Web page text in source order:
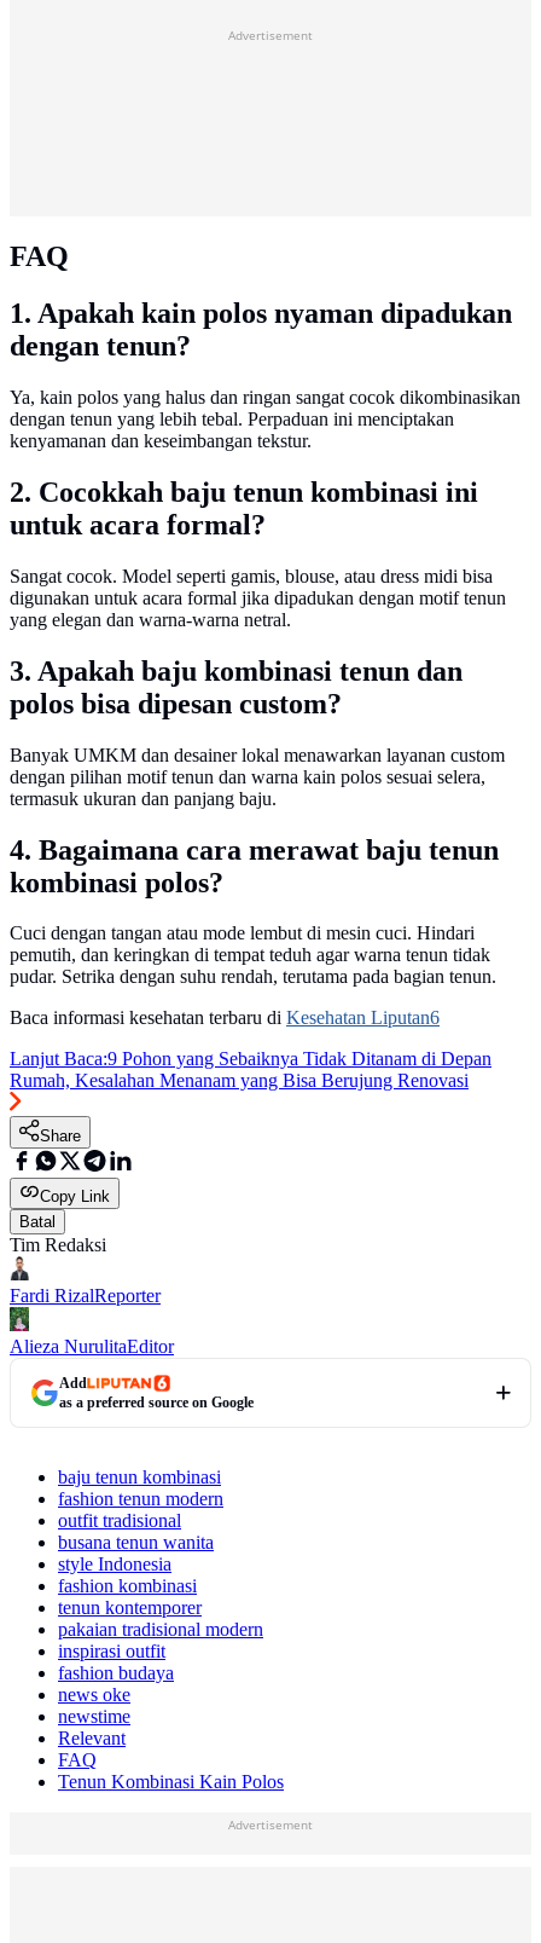
Advertisement
FAQ
1. Apakah kain polos nyaman dipadukan
dengan tenun?
Ya, kain polos yang halus dan ringan sangat cocok dikombinasikan
dengan tenun yang lebih tebal. Perpaduan ini menciptakan
kenyamanan dan keseimbangan tekstur.
2. Cocokkah baju tenun kombinasi ini
untuk acara formal?
Sangat cocok. Model seperti gamis, blouse, atau dress midi bisa
digunakan untuk acara formal jika dipadukan dengan motif tenun
yang elegan dan warna-warna netral.
3. Apakah baju kombinasi tenun dan
polos bisa dipesan custom?
Banyak UMKM dan desainer lokal menawarkan layanan custom
dengan pilihan motif tenun dan warna kain polos sesuai selera,
termasuk ukuran dan panjang baju.
4. Bagaimana cara merawat baju tenun
kombinasi polos?
Cuci dengan tangan atau mode lembut di mesin cuci. Hindari
pemutih, dan keringkan di tempat teduh agar warna tenun tidak
pudar. Setrika dengan suhu rendah, terutama pada bagian tenun.
Baca informasi kesehatan terbaru di Kesehatan Liputan6
Lanjut Baca:9 Pohon yang Sebaiknya Tidak Ditanam di Depan
Rumah, Kesalahan Menanam yang Bisa Berujung Renovasi
Share
Copy Link
Batal
Tim Redaksi
Fardi RizalReporter
Alieza NurulitaEditor
Add
as a preferred source on Google
baju tenun kombinasi
fashion tenun modern
outfit tradisional
busana tenun wanita
style Indonesia
fashion kombinasi
tenun kontemporer
pakaian tradisional modern
inspirasi outfit
fashion budaya
news oke
newstime
Relevant
FAQ
Tenun Kombinasi Kain Polos
Advertisement